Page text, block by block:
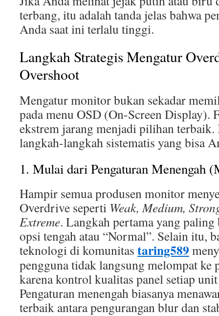
terbang, itu adalah tanda jelas bahwa
Anda saat ini terlalu tinggi.
Langkah Strategis Mengatur
Overshoot
Mengatur monitor bukan sekadar
pada menu OSD (On-Screen Display).
ekstrem jarang menjadi pilihan
langkah-langkah sistematis yang bisa
1. Mulai dari Pengaturan Menengah
Hampir semua produsen monitor
Overdrive seperti Weak, Medium,
Extreme. Langkah pertama yang
opsi tengah atau “Normal”. Selain itu,
teknologi di komunitas taring589
pengguna tidak langsung melompat ke
karena kontrol kualitas panel setiap
Pengaturan menengah biasanya
terbaik antara pengurangan blur dan